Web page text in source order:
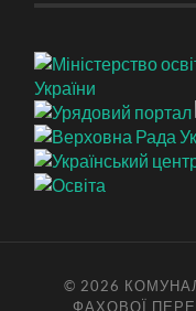
© 2026
ФАХОВОЇ